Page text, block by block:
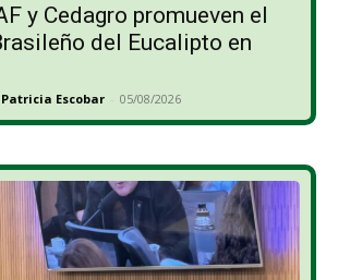
y Cedagro promueven el
del Eucalipto en
Patricia Escobar - 05/08/2026